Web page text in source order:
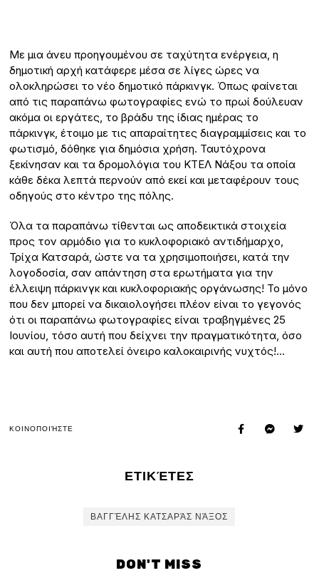
Με μια άνευ προηγουμένου σε ταχύτητα ενέργεια, η
δημοτική αρχή κατάφερε μέσα σε λίγες ώρες να
ολοκληρώσει το νέο δημοτικό πάρκινγκ. Όπως φαίνεται
από τις παραπάνω φωτογραφίες ενώ το πρωί δούλευαν
ακόμα οι εργάτες, το βράδυ της ίδιας ημέρας το
πάρκινγκ, έτοιμο με τις απαραίτητες διαγραμμίσεις και το
φωτισμό, δόθηκε για δημόσια χρήση. Ταυτόχρονα
ξεκίνησαν και τα δρομολόγια του ΚΤΕΛ Νάξου τα οποία
κάθε δέκα λεπτά περνούν από εκεί και μεταφέρουν τους
οδηγούς στο κέντρο της πόλης.
Όλα τα παραπάνω τίθενται ως αποδεικτικά στοιχεία
προς τον αρμόδιο για το κυκλοφοριακό αντιδήμαρχο,
Τρίχα Κατσαρά, ώστε να τα χρησιμοποιήσει, κατά την
λογοδοσία, σαν απάντηση στα ερωτήματα για την
έλλειψη πάρκινγκ και κυκλοφοριακής οργάνωσης! Το μόνο
που δεν μπορεί να δικαιολογήσει πλέον είναι το γεγονός
ότι οι παραπάνω φωτογραφίες είναι τραβηγμένες 25
Ιουνίου, τόσο αυτή που δείχνει την πραγματικότητα, όσο
και αυτή που αποτελεί όνειρο καλοκαιρινής νυχτός!…
ΚΟΙΝΟΠΟΙΉΣΤΕ
ΕΤΙΚΈΤΕΣ
ΒΑΓΓΈΛΗΣ ΚΑΤΣΑΡΆΣ ΝΆΞΟΣ
DON'T MISS